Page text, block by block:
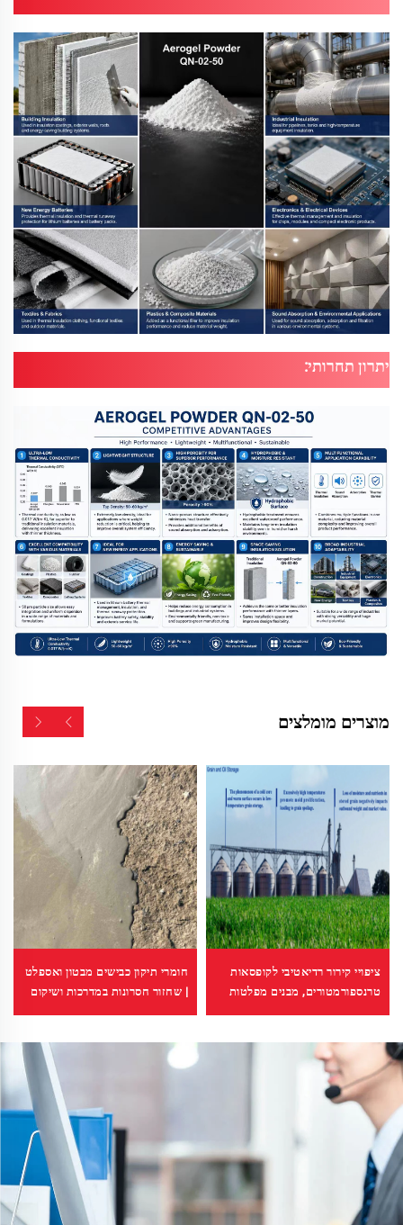
יתרון תחרותי:
מוצרים מומלצים
ציפויי קירור רדיאטיבי לקופסאות
טרנספורמטורים, מבנים מפלטות
חומרי תיקון כבישים מבטון ואספלט
| שחזור חסרונות במדרכות ושיקום